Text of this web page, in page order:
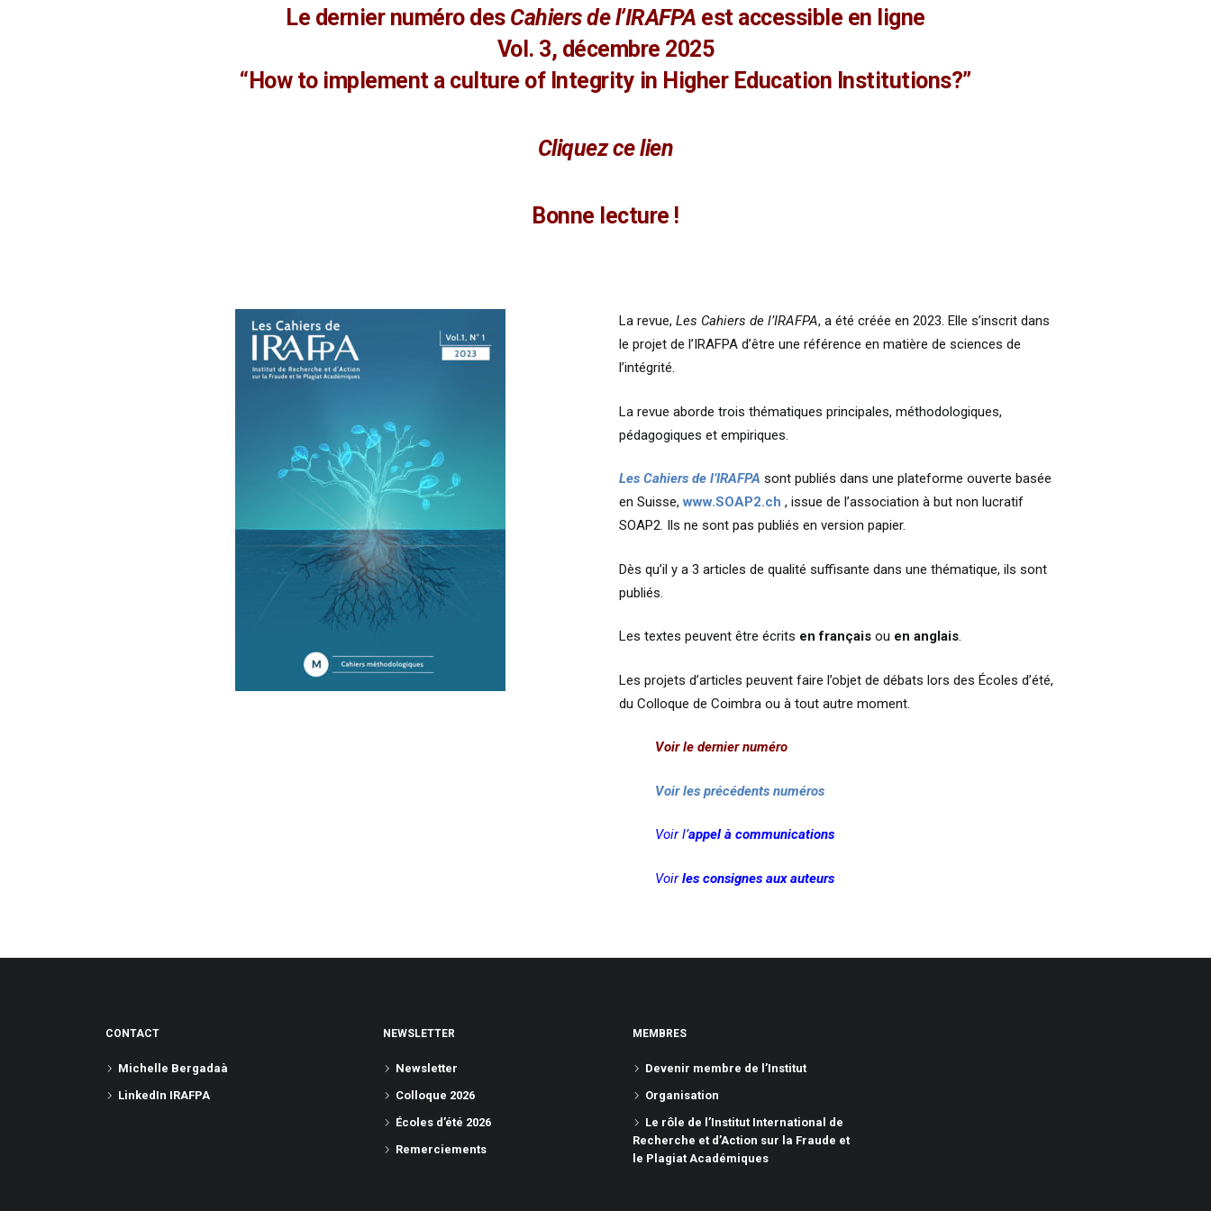
Le dernier numéro des Cahiers de l’IRAFPA est accessible en ligne
Vol. 3, décembre 2025
“How to implement a culture of Integrity in Higher Education Institutions?”
Cliquez ce lien
Bonne lecture !
La revue, Les Cahiers de l’IRAFPA, a été créée en 2023. Elle s’inscrit dans
le projet de l’IRAFPA d’être une référence en matière de sciences de
l’intégrité.
La revue aborde trois thématiques principales, méthodologiques,
pédagogiques et empiriques.
Les Cahiers de l’IRAFPA sont publiés dans une plateforme ouverte basée
en Suisse,www.SOAP2.ch , issue de l’association à but non lucratif
SOAP2. Ils ne sont pas publiés en version papier.
Dès qu’il y a 3 articles de qualité suffisante dans une thématique, ils sont
publiés.
Les textes peuvent être écrits en français ou en anglais.
Les projets d’articles peuvent faire l’objet de débats lors des Écoles d’été,
du Colloque de Coimbra ou à tout autre moment.
Voirle dernier numéro
Voirles précédents numéros
Voir l’appel à communications
Voirles consignes aux auteurs
CONTACT
Michelle Bergadaà
LinkedIn IRAFPA
NEWSLETTER
Newsletter
Colloque 2026
Écoles d’été 2026
Remerciements
MEMBRES
Devenir membre de l’Institut
Organisation
Le rôle de l’Institut International de
Recherche et d’Action sur la Fraude et
le Plagiat Académiques